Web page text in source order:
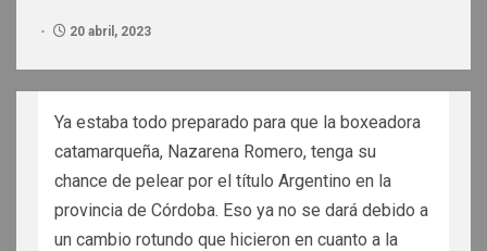
20 abril, 2023
Ya estaba todo preparado para que la boxeadora
catamarqueña, Nazarena Romero, tenga su
chance de pelear por el título Argentino en la
provincia de Córdoba. Eso ya no se dará debido a
un cambio rotundo que hicieron en cuanto a la